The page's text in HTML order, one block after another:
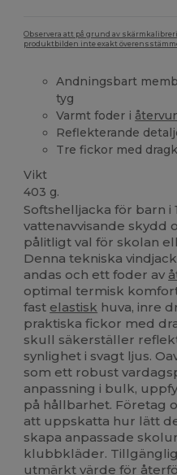
Observera att på grund av
produktbilden inte exakt
Andningsbart
tyg
Varmt foder i
Reflekterande
Tre fickor med
Vikt
403 g.
Softshelljacka för barn i
vattenavvisande skydd
pålitligt val för skolan
Denna tekniska
andas och ett foder av
optimal termisk
fast elastisk huva, inre
praktiska fickor med
skull säkerställer
synlighet i svagt ljus.
som ett robust
anpassning i bulk,
på hållbarhet. Företag
att uppskatta hur lätt
skapa anpassade
klubbkläder.
utmärkt värde för